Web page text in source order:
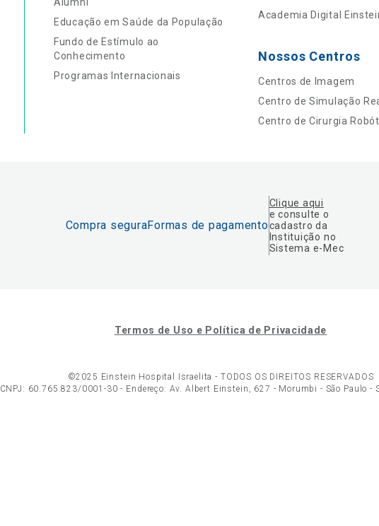
Educação em Saúde da População
Fundo de Estímulo ao
Conhecimento
Programas Internacionais
Academia Digital
Nossos Centros
Centros de Imagem
Centro de Simulação
Centro de Cirurgia
Compra seguraFormas de pagamento
Clique aqui
e consulte o
cadastro da
Instituição no
Sistema e-Mec
Termos de Uso e Política de Privacidade
©2025 Einstein Hospital Israelita - TODOS OS DIREITOS RESERVADOS
CNPJ: 60.765.823/0001-30 - Endereço: Av. Albert Einstein, 627 - Morumbi - São Paulo -